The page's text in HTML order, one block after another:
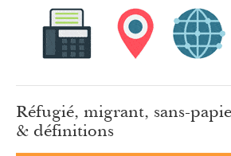
Réfugié, migrant, sans-
& définitions